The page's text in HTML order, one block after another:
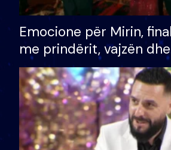
Emocione për Mirin,
me prindërit, vajzën dhe
bashkëshorten: S’kemi
divorci apo jo?